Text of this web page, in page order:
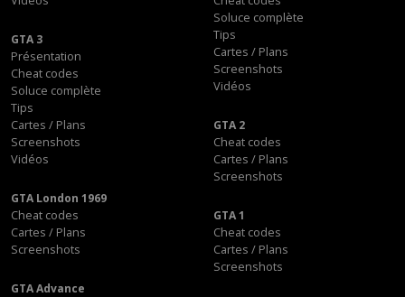
Soluce complète
Tips
Cartes / Plans
Screenshots
Vidéos
GTA 3
Présentation
Cheat codes
Soluce complète
Tips
Cartes / Plans
Screenshots
Vidéos
GTA 2
Cheat codes
Cartes / Plans
Screenshots
GTA London 1969
Cheat codes
Cartes / Plans
Screenshots
GTA 1
Cheat codes
Cartes / Plans
Screenshots
GTA Advance